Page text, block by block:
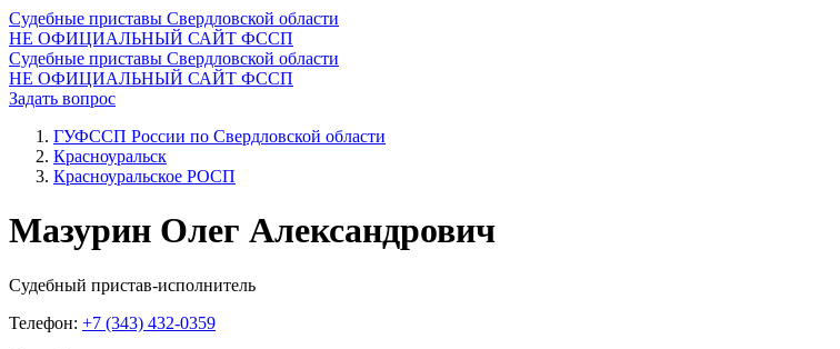
Судебные приставы Свердловской области
НЕ ОФИЦИАЛЬНЫЙ САЙТ ФССП
Судебные приставы Свердловской области
НЕ ОФИЦИАЛЬНЫЙ САЙТ ФССП
Задать вопрос
ГУФССП России по Свердловской области
Красноуральск
Красноуральское РОСП
Мазурин Олег Александрович
Судебный пристав-исполнитель
Телефон: +7 (343) 432-0359